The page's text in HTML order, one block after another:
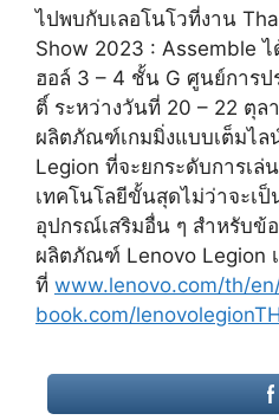
ไปพบกับเลอโนโวที่งาน
Show 2023 : Assemble
ฮอล์ 3 – 4 ชั้น G ศูนย์การ
ติ์ ระหว่างวันที่ 20 – 22 ตุล
ผลิตภัณฑ์เกมมิ่งแบบเต็มไล
Legion ที่จะยกระดับการเ
เทคโนโลยีขั้นสุดไม่ว่าจะเ
อุปกรณ์เสริมอื่น ๆ สำหรับข้
ผลิตภัณฑ์ Lenovo Legion
ที่ www.lenovo.com/th/
book.com/